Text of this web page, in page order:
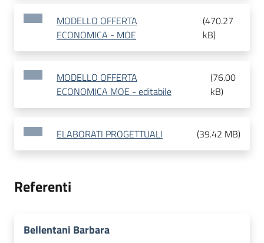
MODELLO OFFERTA
ECONOMICA - MOE
(470.27
kB)
MODELLO OFFERTA
ECONOMICA MOE - editabile
(76.00
kB)
ELABORATI PROGETTUALI (39.42 MB)
Referenti
Bellentani Barbara